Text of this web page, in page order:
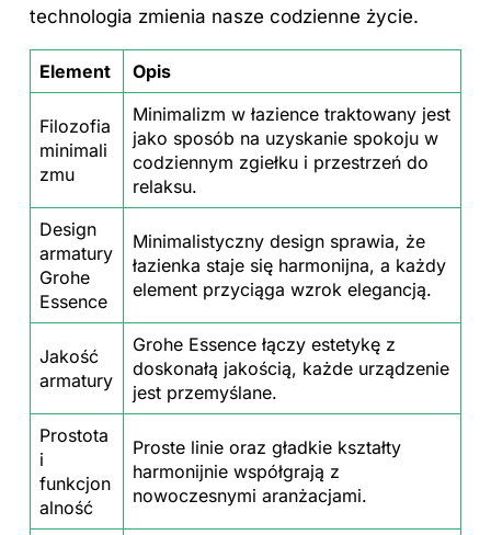
technologia zmienia nasze codzienne życie.
Element Opis
Filozofia
minimali
zmu
Minimalizm w łazience traktowany jest
jako sposób na uzyskanie spokoju w
codziennym zgiełku i przestrzeń do
relaksu.
Design
armatury
Grohe
Essence
Minimalistyczny design sprawia, że
łazienka staje się harmonijna, a każdy
element przyciąga wzrok elegancją.
Jakość
armatury
Grohe Essence łączy estetykę z
doskonałą jakością, każde urządzenie
jest przemyślane.
Prostota
i
funkcjon
alność
Proste linie oraz gładkie kształty
harmonijnie współgrają z
nowoczesnymi aranżacjami.